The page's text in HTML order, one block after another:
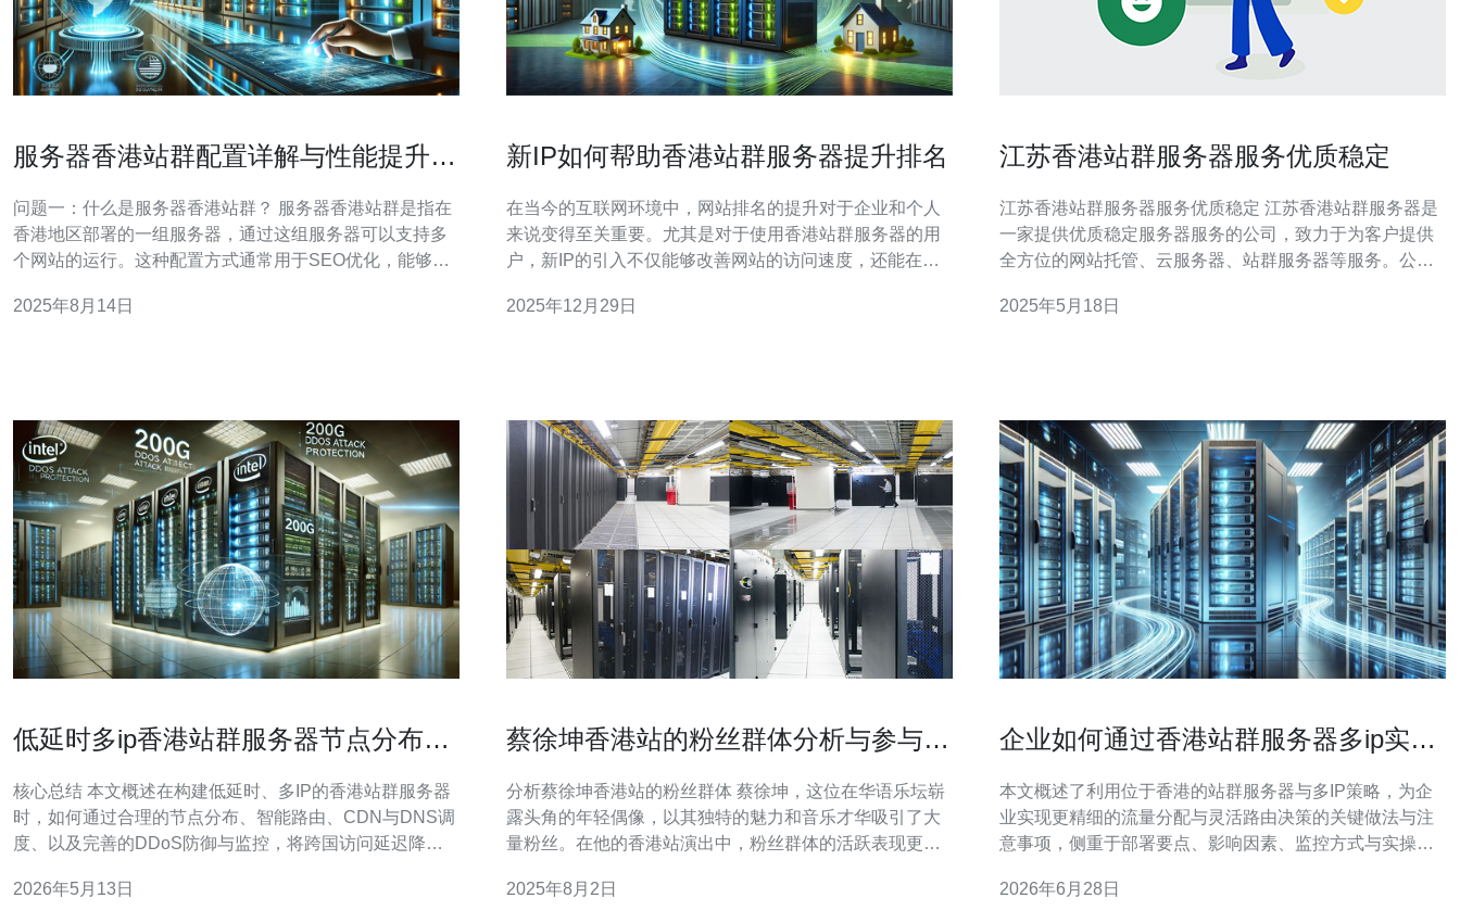
服务器香港站群配置详解与性能提升指
问题一：什么是服务器香港站群？ 服务器香港站群是指在
香港地区部署的一组服务器，通过这组服务器可以支持多
个网站的运行。这种配置方式通常用于SEO优化，能够有
越，使用香港站群可以确保网站在亚洲地区的访问速度更
2025年8月14日
新IP如何帮助香港站群服务器提升排名
在当今的互联网环境中，网站排名的提升对于企业和个人
来说变得至关重要。尤其是对于使用香港站群服务器的用
户，新IP的引入不仅能够改善网站的访问速度，还能在一
IP的配置与优化，促进香港站群服务器的整体表现。 新IP
2025年12月29日
江苏香港站群服务器服务优质稳定
江苏香港站群服务器服务优质稳定 江苏香港站群服务器是
一家提供优质稳定服务器服务的公司，致力于为客户提供
全方位的网站托管、云服务器、站群服务器等服务。公司
24小时不间断的技术支持。 江苏香港站群服务器的服务具
2025年5月18日
低延时多ip香港站群服务器节点分布与
核心总结 本文概述在构建低延时、多IP的香港站群服务器
时，如何通过合理的节点分布、智能路由、CDN与DNS调
度、以及完善的DDoS防御与监控，将跨国访问延迟降到
线接入、域名解析策略、以及实战级网络优化方法。推荐
2026年5月13日
蔡徐坤香港站的粉丝群体分析与参与方
分析蔡徐坤香港站的粉丝群体 蔡徐坤，这位在华语乐坛崭
露头角的年轻偶像，以其独特的魅力和音乐才华吸引了大
量粉丝。在他的香港站演出中，粉丝群体的活跃表现更是
行深入分析，并探讨他们的参与方式。 以下是本文的三大
2025年8月2日
企业如何通过香港站群服务器多ip实现
本文概述了利用位于香港的站群服务器与多IP策略，为企
业实现更精细的流量分配与灵活路由决策的关键做法与注
意事项，侧重于部署要点、影响因素、监控方式与实操建
与投放效果。 评估IP数量时应结合业务规模、并发量与目
2026年6月28日